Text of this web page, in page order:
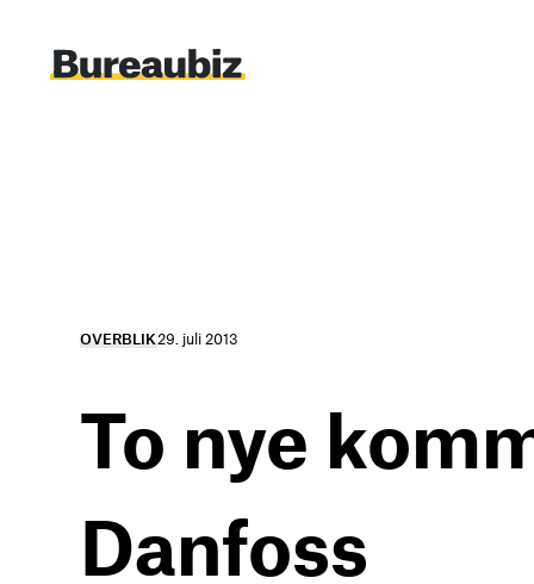
indhold
OVERBLIK29. juli 2013
To nye
Danfoss